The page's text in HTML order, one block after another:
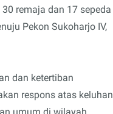
remaja dan 17 sepeda
Pekon Sukoharjo IV,
dan ketertiban
respons atas keluhan